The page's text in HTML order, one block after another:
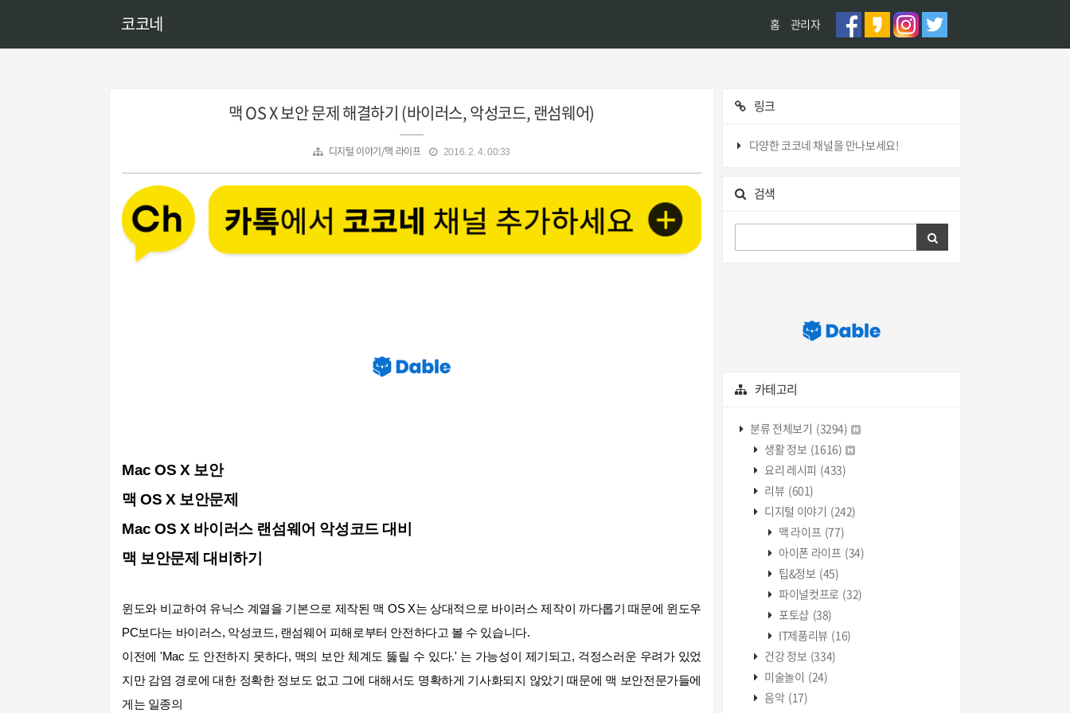
코코네 홈 관리자
맥 OS X 보안 문제 해결하기 (바이러스, 악성코드, 랜섬웨어)
디지털 이야기/맥 라이프 2016. 2. 4. 00:33
Mac OS X 보안
맥 OS X 보안문제
Mac OS X 바이러스 랜섬웨어 악성코드 대비
맥 보안문제 대비하기
윈도와 비교하여 유닉스 계열을 기본으로 제작된 맥 OS X는 상대적으로 바이러스 제작이 까다롭기 때문에 윈도우
PC보다는 바이러스, 악성코드, 랜섬웨어 피해로부터 안전하다고 볼 수 있습니다.
이전에 'Mac 도 안전하지 못하다, 맥의 보안 체계도 뚫릴 수 있다.' 는 가능성이 제기되고, 걱정스러운 우려가 있었
지만 감염 경로에 대한 정확한 정보도 없고 그에 대해서도 명확하게 기사화되지 않았기 때문에 맥 보안전문가들에
게는 일종의
링크
다양한 코코네 채널을 만나보세요!
검색
카테고리
분류 전체보기 (3294)
생활 정보 (1616)
요리 레시피 (433)
리뷰 (601)
디지털 이야기 (242)
맥 라이프 (77)
아이폰 라이프 (34)
팁&정보 (45)
파이널컷프로 (32)
포토샵 (38)
IT제품리뷰 (16)
건강 정보 (334)
미술놀이 (24)
음악 (17)